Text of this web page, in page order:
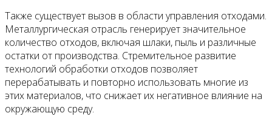
Также существует вызов в области управления отходами.
Металлургическая отрасль генерирует значительное
количество отходов, включая шлаки, пыль и различные
остатки от производства. Стремительное развитие
технологий обработки отходов позволяет
перерабатывать и повторно использовать многие из
этих материалов, что снижает их негативное влияние на
окружающую среду.